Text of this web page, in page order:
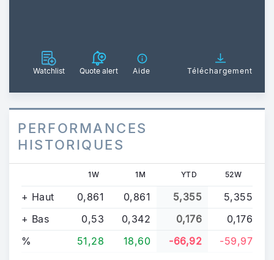
Watchlist Quote alert Aide Téléchargement
PERFORMANCES
HISTORIQUES
1W 1M YTD 52W
+ Haut 0,861 0,861 5,355
5,355
+ Bas
0,53 0,342 0,176
0,176
%
51,28 18,60 -66,92 -59,97